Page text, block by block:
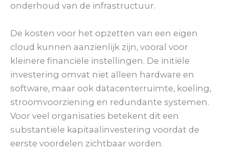
onderhoud van de infrastructuur.
De kosten voor het opzetten van een eigen
cloud kunnen aanzienlijk zijn, vooral voor
kleinere financiële instellingen. De initiële
investering omvat niet alleen hardware en
software, maar ook datacenterruimte, koeling,
stroomvoorziening en redundante systemen.
Voor veel organisaties betekent dit een
substantiële kapitaalinvestering voordat de
eerste voordelen zichtbaar worden.